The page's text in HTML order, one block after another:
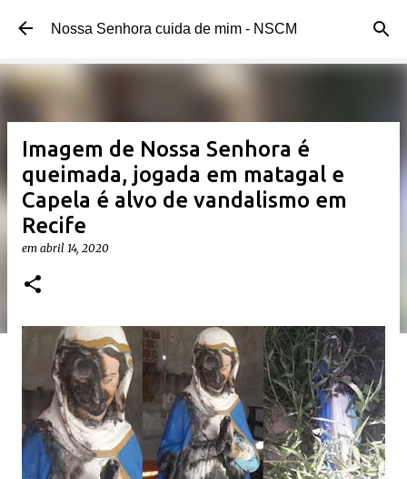
Pular para o conteúdo principal
Nossa Senhora cuida de mim - NSCM
Imagem de Nossa Senhora é
queimada, jogada em matagal e
Capela é alvo de vandalismo em
Recife
em abril 14, 2020